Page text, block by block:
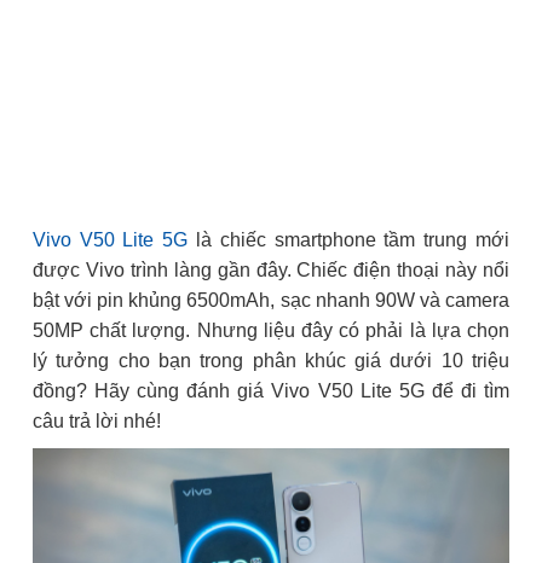
Vivo V50 Lite 5G là chiếc smartphone tầm trung mới
được Vivo trình làng gần đây. Chiếc điện thoại này nổi
bật với pin khủng 6500mAh, sạc nhanh 90W và camera
50MP chất lượng. Nhưng liệu đây có phải là lựa chọn
lý tưởng cho bạn trong phân khúc giá dưới 10 triệu
đồng? Hãy cùng đánh giá Vivo V50 Lite 5G để đi tìm
câu trả lời nhé!